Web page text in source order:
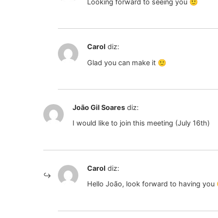
Carol diz:
Glad you can make it 🙂
João Gil Soares diz:
I would like to join this meeting (July 16th)
Carol diz:
Hello João, look forward to having you